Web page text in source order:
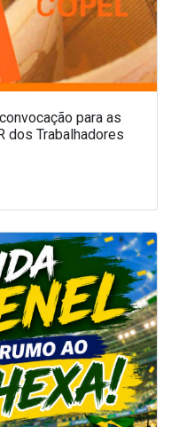
para as
dos Trabalhadores